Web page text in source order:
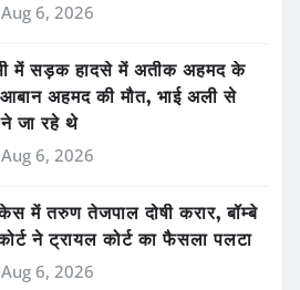
Aug 6, 2026
में सड़क हादसे में अतीक अहमद के
अहमद की मौत, भाई अली से
जा रहे थे
Aug 6, 2026
में तरुण तेजपाल दोषी करार, बॉम्बे
ने ट्रायल कोर्ट का फैसला पलटा
Aug 6, 2026